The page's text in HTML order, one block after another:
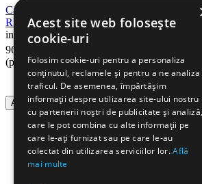
Cartus toner compatibil XEROX PHASER
RETECH
in stoc
96
Lei
(pret cu TVA inclus)
Adauga in cos
Acest site web folosește
cookie-uri
Folosim cookie-uri pentru a personaliza
conținutul, reclamele și pentru a ne analiza
traficul. De asemenea, împărtășim
informații despre utilizarea site-ului nostru
cu partenerii noștri de publicitate și analiză,
care le pot combina cu alte informații pe
care le-ați furnizat sau pe care le-au
colectat din utilizarea serviciilor lor.Află
mai multe